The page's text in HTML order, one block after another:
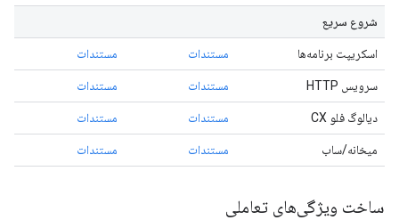
شروع سریع
اسکریپت برنامه‌ها مستندات مستندات
سرویس HTTP مستندات مستندات
دیالوگ فلو CX مستندات مستندات
میخانه/ساب مستندات مستندات
ساخت ویژگی‌های تعاملی